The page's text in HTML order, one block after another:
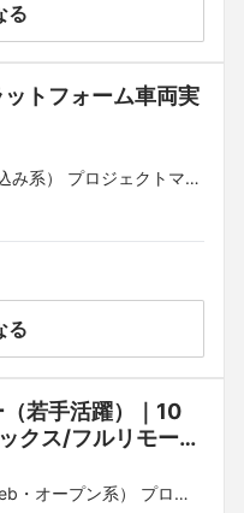
る
トフォーム車両実
み系） プロジェクトマネ
る
若手活躍）｜10
クス/フルリモート
先端プロジェクト
テム開発企業
・オープン系） プロジ